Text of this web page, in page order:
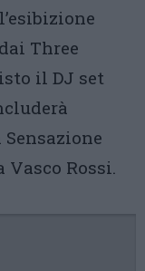
Three
il DJ set
Rossi.